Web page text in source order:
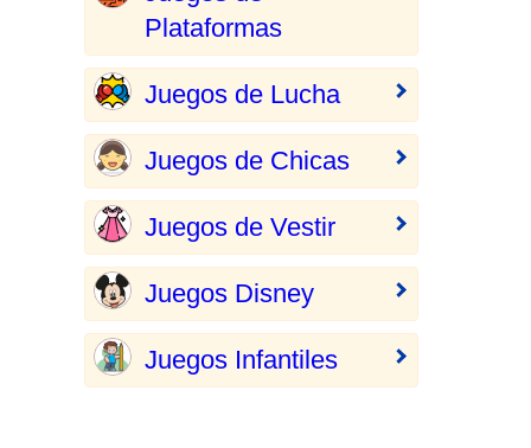
Plataformas
Juegos de Lucha
Juegos de Chicas
Juegos de Vestir
Juegos Disney
Juegos Infantiles